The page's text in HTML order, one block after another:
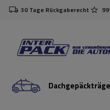
30 Tage Rückgaberecht